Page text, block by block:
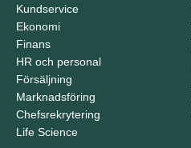
Kundservice
Ekonomi
Finans
HR och personal
Försäljning
Marknadsföring
Chefsrekrytering
Life Science